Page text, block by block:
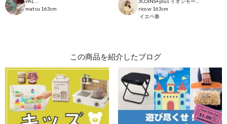
matsu 163cm
rico.w 163cm
イエベ春
この商品を紹介したブログ